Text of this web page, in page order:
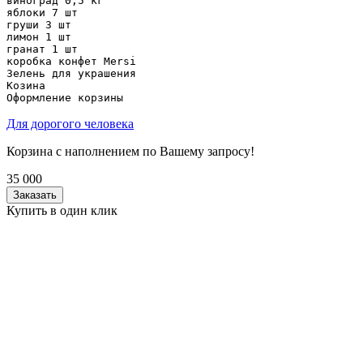
яблоки 7 шт
груши 3 шт
лимон 1 шт
гранат 1 шт
коробка конфет Mersi
Зелень для украшения
Козина
Оформление корзины
Для дорогого человека
Корзина с наполнением по Вашему запросу!
35 000
Заказать
Купить в один клик